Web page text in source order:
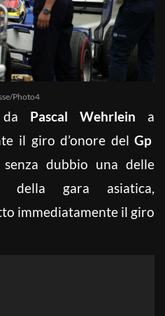
Photo4
da Pascal Wehrlein a
il giro d’onore delGp
dubbio una delle
della gara asiatica,
immediatamente il giro